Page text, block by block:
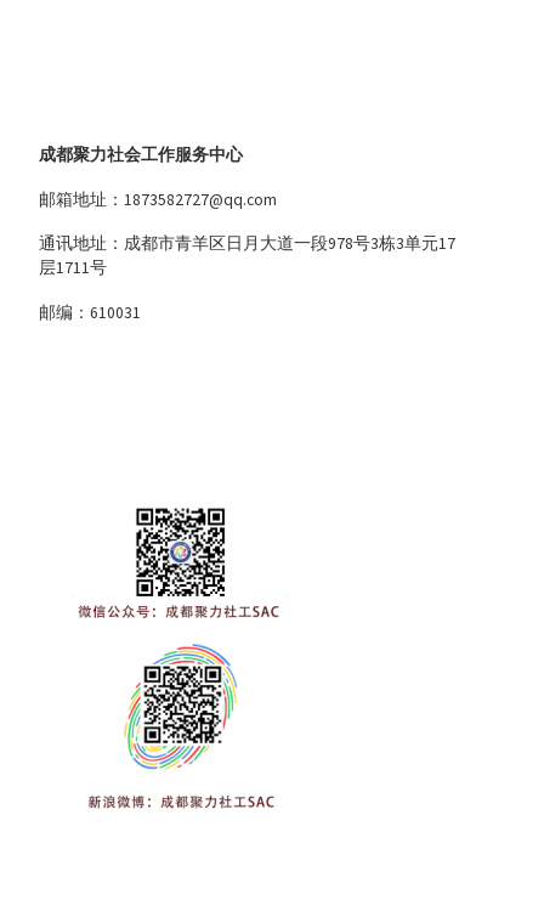
成都聚力社会工作服务中心
邮箱地址：1873582727@qq.com
通讯地址：成都市青羊区日月大道一段978号3栋3单元17
层1711号
邮编：610031